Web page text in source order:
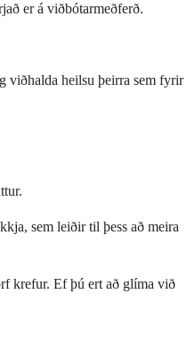
er á viðbótarmeðferð.
viðhalda heilsu þeirra sem fyrir
sem leiðir til þess að meira
krefur. Ef þú ert að glíma við